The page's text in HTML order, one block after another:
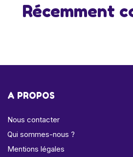
Récemment
A PROPOS
Nous contacter
Qui sommes-nous ?
Mentions légales